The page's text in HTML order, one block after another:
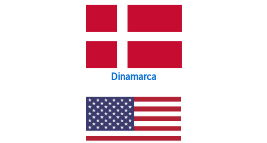
Dinamarca